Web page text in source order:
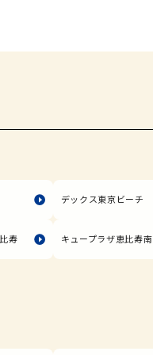
デックス東京ビーチ
寿 キュープラザ恵比寿南